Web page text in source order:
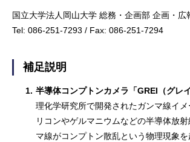
国立大学法人岡山大学 総務・企画部 企画・広
Tel: 086-251-7293 / Fax: 086-251-7294
補足説明
1. 半導体コンプトンカメラ「GREI（グレイ
理化学研究所で開発されたガンマ線イ
リコンやゲルマニウムなどの半導体放
マ線がコンプトン散乱という物理現象